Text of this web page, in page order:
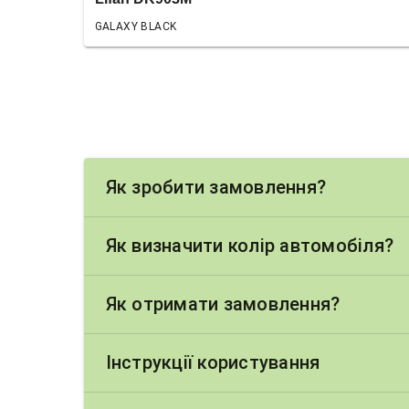
GALAXY BLACK
Як зробити замовлення?
Як визначити колір автомобіля?
Як отримати замовлення?
Інструкції користування